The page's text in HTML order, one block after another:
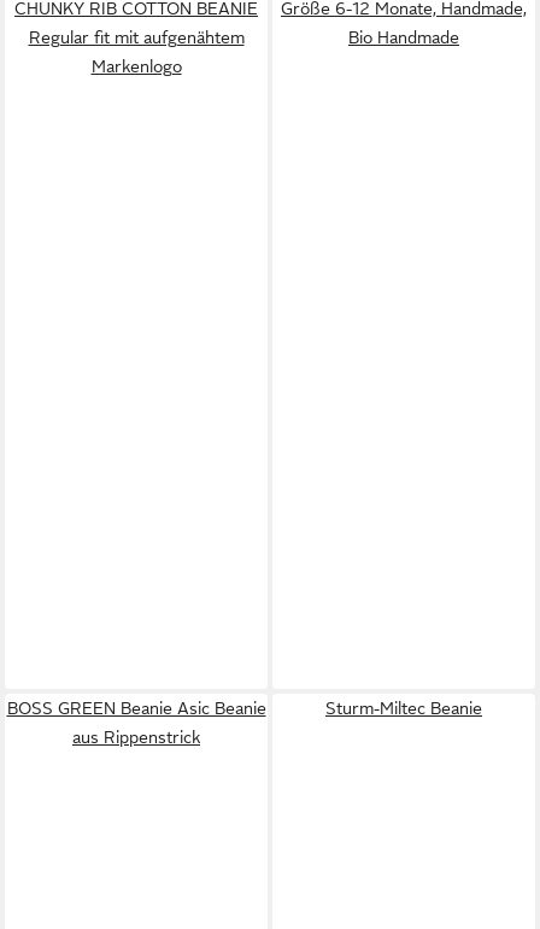
CHUNKY RIB COTTON BEANIE
Regular fit mit aufgenähtem
Markenlogo
Größe 6-12 Monate, Handmade,
Bio Handmade
BOSS GREEN Beanie Asic Beanie
aus Rippenstrick
Sturm-Miltec Beanie